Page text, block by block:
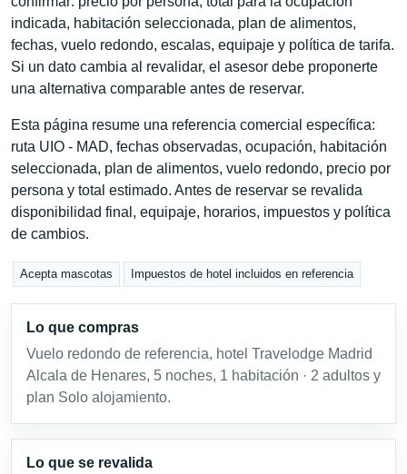
indicada, habitación seleccionada, plan de alimentos,
fechas, vuelo redondo, escalas, equipaje y política de tarifa.
Si un dato cambia al revalidar, el asesor debe proponerte
una alternativa comparable antes de reservar.
Esta página resume una referencia comercial específica:
ruta UIO - MAD, fechas observadas, ocupación, habitación
seleccionada, plan de alimentos, vuelo redondo, precio por
persona y total estimado. Antes de reservar se revalida
disponibilidad final, equipaje, horarios, impuestos y política
de cambios.
Acepta mascotas Impuestos de hotel incluidos en referencia
Lo que compras
Vuelo redondo de referencia, hotel Travelodge Madrid
Alcala de Henares, 5 noches, 1 habitación · 2 adultos y
plan Solo alojamiento.
Lo que se revalida